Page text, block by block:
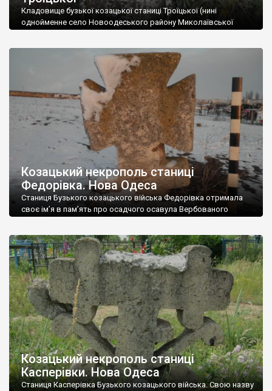
Кладовище бузької козацької станиці Троїцької (нині
однойменне село Новоодеського району Миколаївської
Миколаївського краєзнавчого музею. Колись на кладовищі
були не лише численні козацькі хрести, але й старшинські
склепи. Та все це, в один “прекрасний” момент зруйнував
місцевий мешканець, котрому пам’ятки заважали… пасти
козу. […]
Козацький некрополь станиці
Федорівка. Нова Одеса
Станиця Бузького козацького війська Федорівка отримала
своє ім’я в пам’ять про осадчого осавула Вербованого
часів військових поселень, злившись зі станицею
Касперівкою, стала містом Новою Одесою (колишній
районний центр Миколаївської області) й адміністративним
центром Одеського уланського (колишнього 2-го Бузького,
за станом на […]
Козацький некрополь станиці
Касперівки. Нова Одеса
Станиця Касперівка Бузького козацького війська. Свою назву